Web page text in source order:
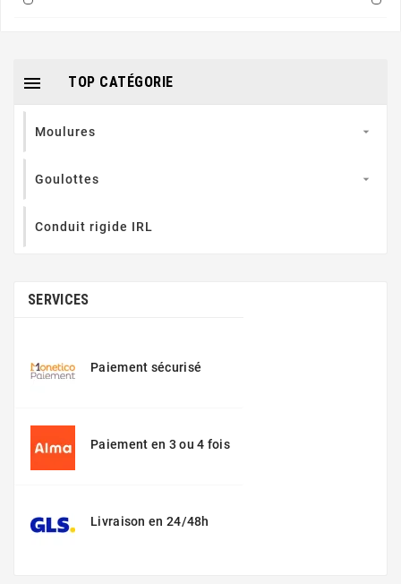
TOP CATÉGORIE

Moulures 
Goulottes 
Conduit rigide IRL
SERVICES
Paiement sécurisé
Paiement en 3 ou 4 fois
Livraison en 24/48h